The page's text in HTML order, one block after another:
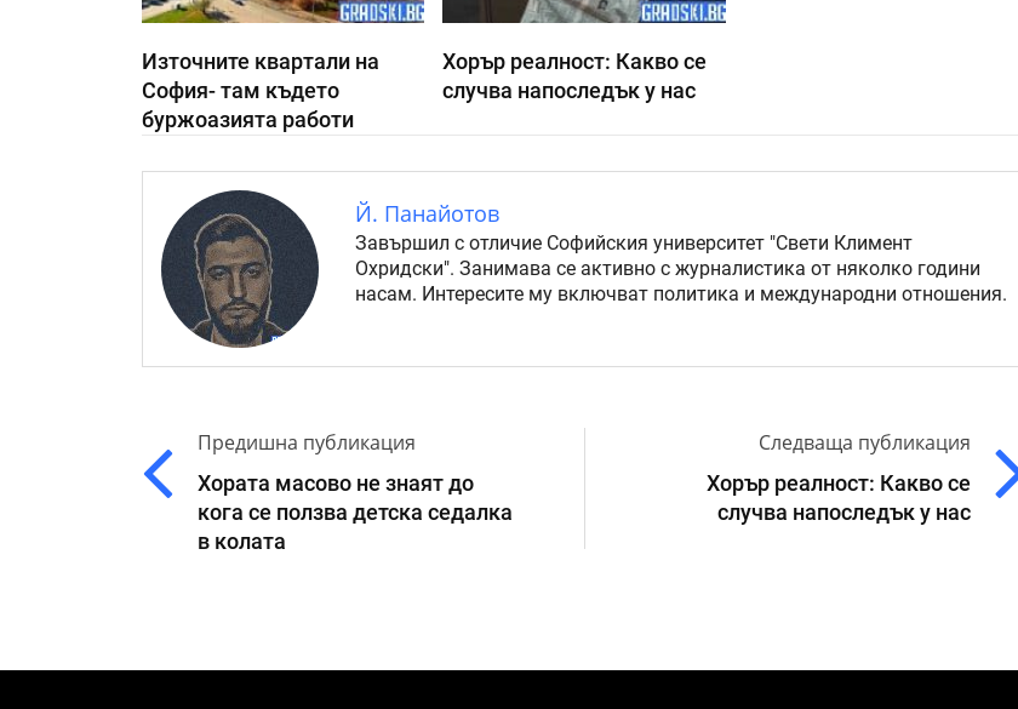
Източните квартали на
София- там където
буржоазията работи
Хорър реалност: Какво се
случва напоследък у нас
Й. Панайотов
Завършил с отличие Софийския университет "Свети Климент
Охридски". Занимава се активно с журналистика от няколко години
насам. Интересите му включват политика и международни отношения.
Предишна публикация
Хората масово не знаят до
кога се ползва детска седалка
в колата
Следваща публикация
Хорър реалност: Какво се
случва напоследък у нас